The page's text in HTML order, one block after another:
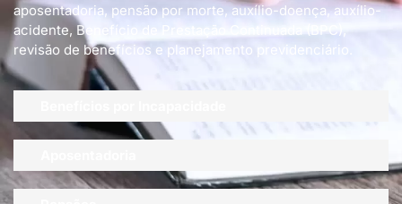
aposentadoria, pensão por morte, auxílio-doença, auxílio-
acidente, Benefício de Prestação Continuada (BPC),
revisão de benefícios e planejamento previdenciário.